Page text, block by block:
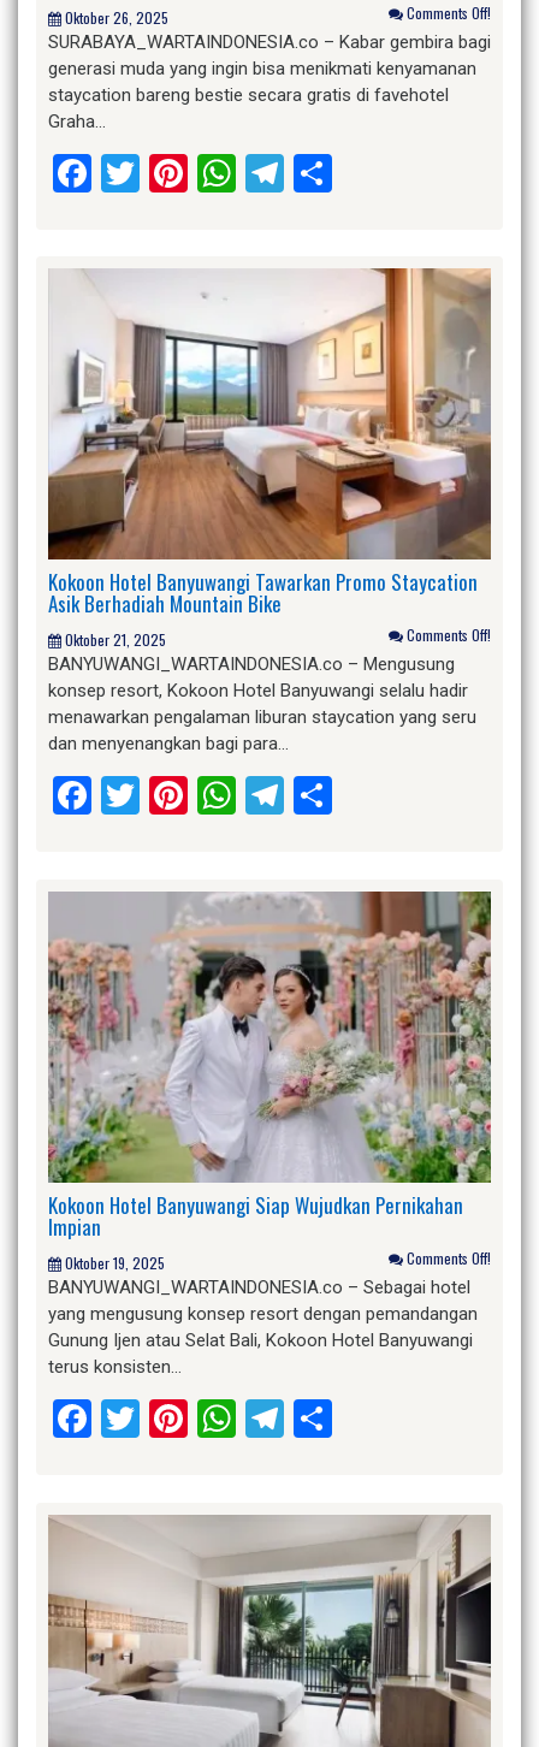
Oktober 26, 2025 Comments Off!
SURABAYA_WARTAINDONESIA.co – Kabar gembira bagi
generasi muda yang ingin bisa menikmati kenyamanan
staycation bareng bestie secara gratis di favehotel
Graha…
Facebook
Twitter
Pinterest
WhatsApp
Telegram
Kokoon Hotel Banyuwangi Tawarkan Promo Staycation
Asik Berhadiah Mountain Bike
Oktober 21, 2025 Comments Off!
BANYUWANGI_WARTAINDONESIA.co – Mengusung
konsep resort, Kokoon Hotel Banyuwangi selalu hadir
menawarkan pengalaman liburan staycation yang seru
dan menyenangkan bagi para…
Facebook
Twitter
Pinterest
WhatsApp
Telegram
Kokoon Hotel Banyuwangi Siap Wujudkan Pernikahan
Impian
Oktober 19, 2025 Comments Off!
BANYUWANGI_WARTAINDONESIA.co – Sebagai hotel
yang mengusung konsep resort dengan pemandangan
Gunung Ijen atau Selat Bali, Kokoon Hotel Banyuwangi
terus konsisten…
Facebook
Twitter
Pinterest
WhatsApp
Telegram